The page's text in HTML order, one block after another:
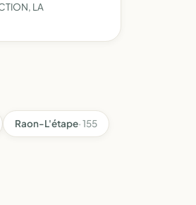
LA
Raon-L'étape· 155